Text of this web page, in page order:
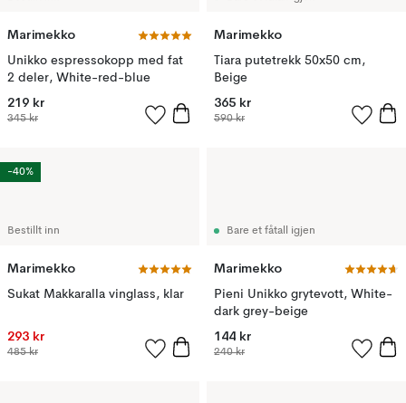
Marimekko
Unikko espressokopp med fat
2 deler, White-red-blue
219 kr
345 kr
Marimekko
Tiara putetrekk 50x50 cm,
Beige
365 kr
590 kr
Bestillt inn
Marimekko
Sukat Makkaralla vinglass, klar
293 kr
485 kr
-40%
Bare et fåtall igjen
Marimekko
Pieni Unikko grytevott, White-
dark grey-beige
144 kr
240 kr